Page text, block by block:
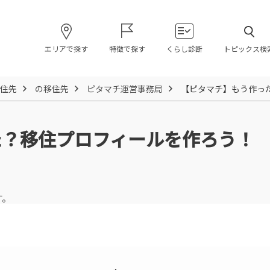
エリアで探す 特徴で探す くらし診断 トピックス検
先 の移住先 ピタマチ運営事務局 【ピタマチ】もう作
移住プロフィールを作ろう！